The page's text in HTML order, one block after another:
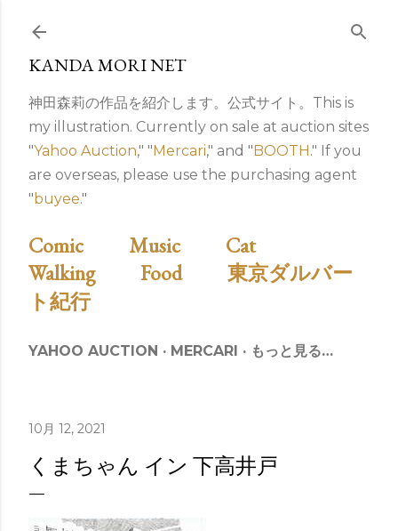
スキップしてメイン コンテンツに移動
KANDA MORI NET
神田森莉の作品を紹介します。公式サイト。This is
my illustration. Currently on sale at auction sites
"Yahoo Auction," "Mercari," and "BOOTH." If you
are overseas, please use the purchasing agent
"buyee."
Comic Music
Cat
Walking
Food
東京ダルバー
ト紀行
YAHOO AUCTION MERCARI もっと見る…
10月 12, 2021
くまちゃん イン 下高井戸